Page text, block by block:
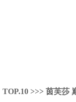
TOP.10 >>> 茵芙莎